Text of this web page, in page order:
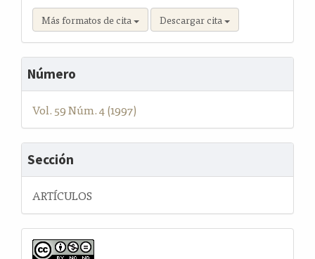
Más formatos de cita Descargar cita
Número
Vol. 59 Núm. 4 (1997)
Sección
ARTÍCULOS